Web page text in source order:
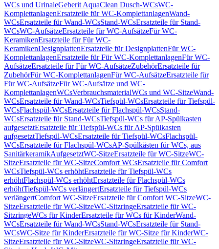
WCs und UrinaleGeberit AquaClean Dusch-WCsWC-
KomplettanlagenErsatzteile für WC-KomplettanlagenWand-
WCsErsatzteile für Wand-WCsStand-WCsErsatzteile für Stand-
WCsWC-AufsätzeErsatzteile für WC-AufsätzeFür WC-
KeramikenErsatzteile für Für WC-
KeramikenDesignplattenErsatzteile für DesignplattenFür WC-
KomplettanlagenErsatzteile für Für WC-KomplettanlagenFür WC-
AufsätzeErsatzteile für Für WC-AufsätzeZubehörErsatzteile für
ZubehörFür WC-KomplettanlagenFür WC-AufsätzeErsatzteile für
Für WC-AufsätzeFür WC-Aufsätze und WC-
KomplettanlagenWCsVerbrauchsmaterialWCs und WC-SitzeWand-
WCsErsatzteile für Wand-WCsTiefspül-WCsErsatzteile für Tiefspül-
WCsFlachspül-WCsErsatzteile für Flachspül-WCsStand-
WCsErsatzteile für Stand-WCsTiefspül-WCs für AP-Spülkasten
aufgesetztErsatzteile für Tiefspül-WCs für AP-Spülkasten
aufgesetztTiefspül-WCsErsatzteile für Tiefspül-WCsFlachspül-
WCsErsatzteile für Flachspül-WCsAP-Spülkästen für WCs, aus
SanitärkeramikAufgesetztWC-SitzeErsatzteile für WC-SitzeWC-
SitzeErsatzteile für WC-SitzeComfort WCsErsatzteile für Comfort
WCsTiefspül-WCs erhöhtErsatzteile für Tiefspül-WCs
erhöhtFlachspül-WCs erhöhtErsatzteile für Flachspül-WCs
erhöhtTiefspül-WCs verlängertErsatzteile für Tiefspül-WCs
verlängertComfort WC-SitzeErsatzteile für Comfort WC-SitzeWC-
SitzeErsatzteile für WC-SitzeWC-SitzringeErsatzteile für WC-
SitzringeWCs für KinderErsatzteile für WCs für KinderWand-
WCsErsatzteile für Wand-WCsStand-WCsErsatzteile für Stand-
WCsWC-Sitze für KinderErsatzteile für WC-Sitze für KinderWC-
SitzeErsatzteile für WC-SitzeWC-SitzringeErsatzteile für WC-